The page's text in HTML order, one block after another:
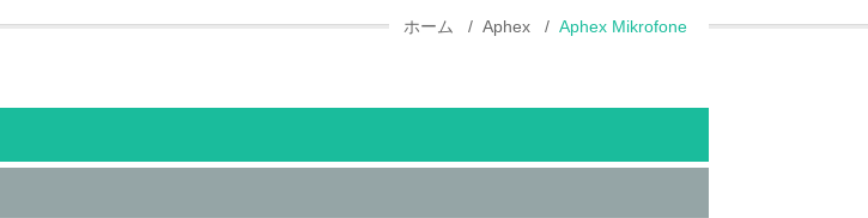
ホーム Aphex Aphex Mikrofone